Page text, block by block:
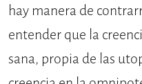
hay manera de
entender que la
sana, propia de las